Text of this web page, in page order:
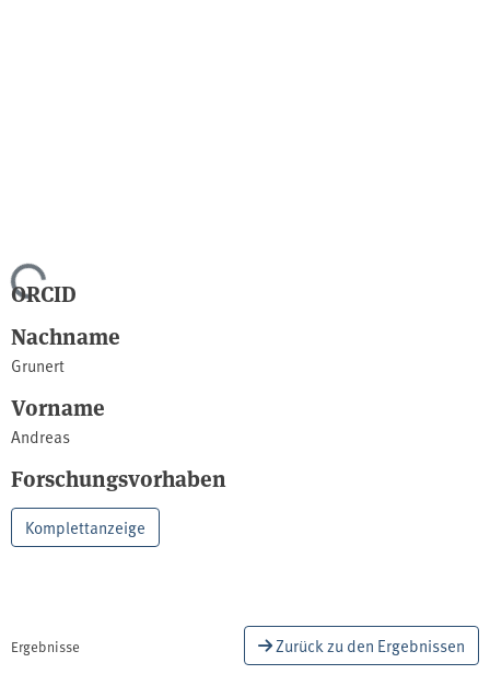
Lade...
ORCID
Nachname
Grunert
Vorname
Andreas
Forschungsvorhaben
Komplettanzeige
Ergebnisse Zurück zu den Ergebnissen